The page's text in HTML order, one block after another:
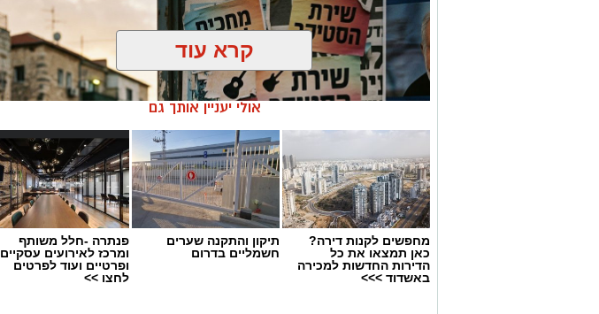
קרא עוד
אולי יעניין אותך גם
מחפשים לקנות דירה?
כאן תמצאו את כל
הדירות החדשות למכירה
באשדוד >>>
תיקון והתקנה שערים
חשמליים בדרום
פנתרה -חלל משותף
ומרכז לאירועים עסקיים
ופרטיים ועוד לפרטים
לחצו >>